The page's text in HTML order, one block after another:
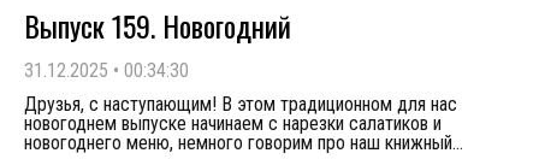
Выпуск 159. Новогодний
31.12.2025 • 00:34:30
Друзья, с наступающим! В этом традиционном для нас
новогоднем выпуске начинаем с нарезки салатиков и
новогоднего меню, немного говорим про наш книжный...